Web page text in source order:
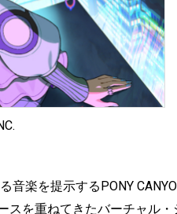
楽を提示するPONY
スを重ねてきたバーチャル